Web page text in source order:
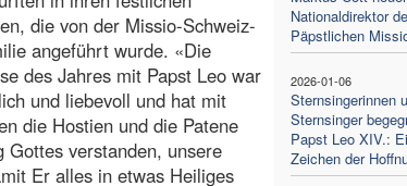
Nationaldirektor
Päpstlichen
2026-01-06
Sternsingerinnen
Sternsinger
Papst Leo XIV.:
Zeichen der
die von der Missio-Schweiz-
angeführt wurde. «Die
des Jahres mit Papst Leo war
und liebevoll und hat mit
die Hostien und die Patene
verstanden, unsere
Er alles in etwas Heiliges